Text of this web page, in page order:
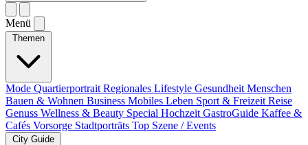
Menü
Themen
Mode Quartierportrait Regionales Lifestyle Gesundheit Menschen
Bauen & Wohnen Business Mobiles Leben Sport & Freizeit Reise
Genuss Wellness & Beauty Special Hochzeit GastroGuide Kaffee &
Cafés Vorsorge Stadtporträts Top Szene / Events
City Guide